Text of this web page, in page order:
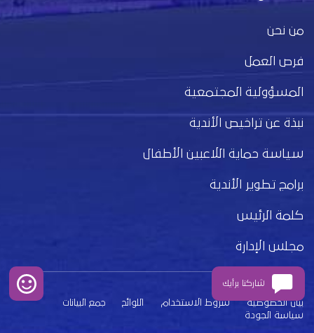
من نحن
فرص العمل
المسؤولية المجتمعية
نبذة عن تراخيص الأندية
سياسة حماية اللاعبين الأطفال
برامج تطوير الأندية
كلمة الرئيس
مجلس الإدارة
بيان الخصوصية شروط الاستخدام اللوائح
جمع البيانات
سياسة الجودة
شاركنا برأيك